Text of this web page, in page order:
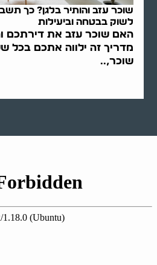
שוכר עזב והותיר בלגן? כך
לשוק בבטחה וביעילות
האם שוכר עזב את דירתכם
מדריך זה ילווה אתכם בכל
שוכר,..